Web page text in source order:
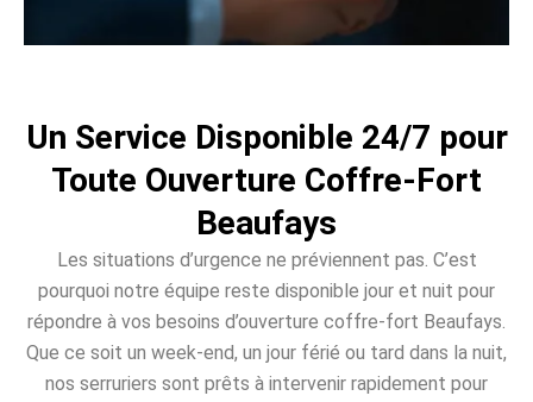
Un Service Disponible 24/7 pour
Toute Ouverture Coffre-Fort
Beaufays
Les situations d’urgence ne préviennent pas. C’est
pourquoi notre équipe reste disponible jour et nuit pour
répondre à vos besoins d’ouverture coffre-fort Beaufays.
Que ce soit un week-end, un jour férié ou tard dans la nuit,
nos serruriers sont prêts à intervenir rapidement pour